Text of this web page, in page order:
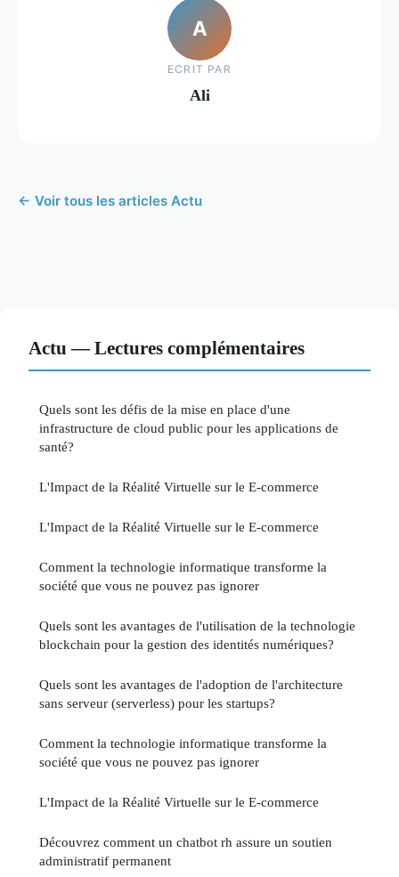
A
ECRIT PAR
Ali
← Voir tous les articles Actu
Actu — Lectures complémentaires
Quels sont les défis de la mise en place d'une
infrastructure de cloud public pour les applications de
santé?
L'Impact de la Réalité Virtuelle sur le E-commerce
L'Impact de la Réalité Virtuelle sur le E-commerce
Comment la technologie informatique transforme la
société que vous ne pouvez pas ignorer
Quels sont les avantages de l'utilisation de la technologie
blockchain pour la gestion des identités numériques?
Quels sont les avantages de l'adoption de l'architecture
sans serveur (serverless) pour les startups?
Comment la technologie informatique transforme la
société que vous ne pouvez pas ignorer
L'Impact de la Réalité Virtuelle sur le E-commerce
Découvrez comment un chatbot rh assure un soutien
administratif permanent